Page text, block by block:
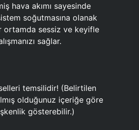
hava akımı sayesinde
soğutmasına olanak
ortamda sessiz ve keyifle
sağlar.
temsilidir! (Belirtilen
olduğunuz içeriğe göre
gösterebilir.)